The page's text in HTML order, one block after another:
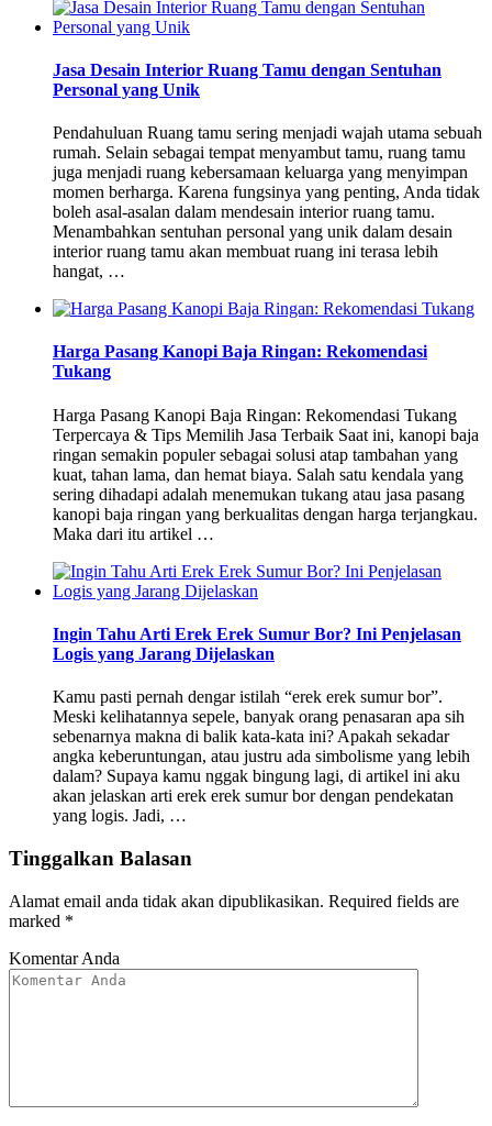
Jasa Desain Interior Ruang Tamu dengan Sentuhan
Personal yang Unik
Pendahuluan Ruang tamu sering menjadi wajah utama sebuah
rumah. Selain sebagai tempat menyambut tamu, ruang tamu
juga menjadi ruang kebersamaan keluarga yang menyimpan
momen berharga. Karena fungsinya yang penting, Anda tidak
boleh asal-asalan dalam mendesain interior ruang tamu.
Menambahkan sentuhan personal yang unik dalam desain
interior ruang tamu akan membuat ruang ini terasa lebih
hangat, …
Harga Pasang Kanopi Baja Ringan: Rekomendasi
Tukang
Harga Pasang Kanopi Baja Ringan: Rekomendasi Tukang
Terpercaya & Tips Memilih Jasa Terbaik Saat ini, kanopi baja
ringan semakin populer sebagai solusi atap tambahan yang
kuat, tahan lama, dan hemat biaya. Salah satu kendala yang
sering dihadapi adalah menemukan tukang atau jasa pasang
kanopi baja ringan yang berkualitas dengan harga terjangkau.
Maka dari itu artikel …
Ingin Tahu Arti Erek Erek Sumur Bor? Ini Penjelasan
Logis yang Jarang Dijelaskan
Kamu pasti pernah dengar istilah “erek erek sumur bor”.
Meski kelihatannya sepele, banyak orang penasaran apa sih
sebenarnya makna di balik kata-kata ini? Apakah sekadar
angka keberuntungan, atau justru ada simbolisme yang lebih
dalam? Supaya kamu nggak bingung lagi, di artikel ini aku
akan jelaskan arti erek erek sumur bor dengan pendekatan
yang logis. Jadi, …
Tinggalkan Balasan
Alamat email anda tidak akan dipublikasikan. Required fields are
marked *
Komentar Anda